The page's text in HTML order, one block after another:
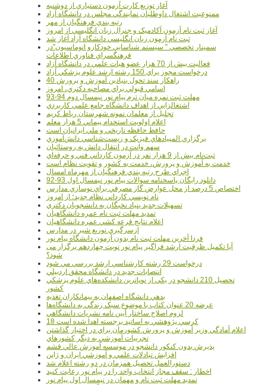
آغاز توزيع کارت آزمون دستياري از دوشنبه
ممنوعيت اشتغال داوطلبان نمايندگي مجلس در دانشگاه آزاد
رتبه بندي فرهنگيان از مهر
آغاز ثبت نام آزمون آکادميک و جنرال زبان انگليسي از امروز
ثبت نام آزمون زبان انگليسي دانشگاه آزاد آغاز شد
سمينار تخصصي " سيستم شناسايي خودکارو اتوماسيون"در
فرهنگسراي فناوري اطلاعات
فعاليت بيش از 70 هزار عضو هيات علمي در دانشگاه آزاد
درخواست مجوز براي 150 رشته ارشد علوم پزشکي آزاد
40 راهکار سند تحول بنيادين آموزش و پرورش
اسامي قبولي براي مصاحبه دکتري، امروز
مهلت ثبت نمره میان ترم پیام نور نیمسال دوم 94-93
اشتغالزايي از اهداف دانشگاه جامع علمي کاربردي
تجليل از معلمان نمونه شهرستان رباط کريم
اعلام اولويت استخدام پيماني 5 هزار معلم
حافظ حافظه تاريخي و ملي ايرانيان است
برگزاري المپيادهاي فيزيک و زيست‌شناسي دانش‌آموزي
سهم وانت در انتقال دانش به روستائيان
ثبت‌نام بيش از 9 هزار نفر در آزمون کارداني فني و حرفه‌اي
خدمت به آموزش و پرورش، خدمت به کشور و تقويت نظام است
اجراي طرح رتبه بندي فرهنگيان از مهرماه امسال
دانلود رایگان پاسخنامه سوالات پیام نور نیمسال اول 93-92
اختصاص 5 درصد از محل عوارض گاز مصرفي براي نوسازي مدارس
نام نويسي کارداني نظام جديد؛ از امروز
تسهيلات جديد بنياد نخبگان به دانشجويان دکتري
تمديد مهلت ثبت نام عمره دانشگاهيان
اعلام نتايج قرعه کشي عمره دانشگاهيان
ازسرگيري توزيع شير در مدارس
فردا آخرین مهلت ثبت نام بدون آزمون دانشگاه پیام نور
آیا تکمیل ظرفیت ارشد فراگیر پیام نور نوبت چهاردهم برگزار می
شود؟
درخواست 29 رشته کارشناسي ارشد بررسي مي شود
انتصابات جديد در دانشگاه محقق اردبيلي
تحصيل 210 دانشجو در يکي از نوپاترين دانشکده‌هاي علوم پزشکي
کشور
بدهي دانشگاه اصفهان به پيمانکاران تغذيه
عرضه 20 عنوان کتاب با موضوع سبک زندگي به دانشگاه‌ها
لزوم اصلاح ساختار آيين نامه نشريات دانشگاهي
18 کرسي پژوهشي به اساتيد برجسته اهدا شده است
اعلام آمادگي وزير آموزش و پرورش کشورمان براي در اختيار گذاشتن
تجربيات آموزشي به ديگر کشورهاي
پذيرش بدون کنکور دانشجو در موسسه آموزش عالي قشم
افزايش تبادلات علمي و آموزشي ايران و ژاپن
دستورالعمل تحصیل همزمان در دو رشته اعلام شد
اخطار : سقف مجاز انتخاب واحد را در پیام نور رعایت کنید
تمدید مهلت ثبت نام و مهمان در نیمسال اول پیام نور